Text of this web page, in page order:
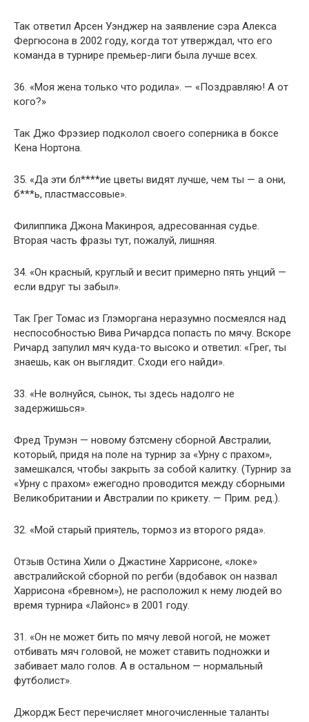
Так ответил Арсен Уэнджер на заявление сэра Алекса
Фергюсона в 2002 году, когда тот утверждал, что его
команда в турнире премьер-лиги была лучше всех.
36. «Моя жена только что родила». — «Поздравляю! А от
кого?»
Так Джо Фрэзиер подколол своего соперника в боксе
Кена Нортона.
35. «Да эти бл****ие цветы видят лучше, чем ты — а они,
б***ь, пластмассовые».
Филиппика Джона Макинроя, адресованная судье.
Вторая часть фразы тут, пожалуй, лишняя.
34. «Он красный, круглый и весит примерно пять унций —
если вдруг ты забыл».
Так Грег Томас из Глэморгана неразумно посмеялся над
неспособностью Вива Ричардса попасть по мячу. Вскоре
Ричард запулил мяч куда-то высоко и ответил: «Грег, ты
знаешь, как он выглядит. Сходи его найди».
33. «Не волнуйся, сынок, ты здесь надолго не
задержишься».
Фред Трумэн — новому бэтсмену сборной Австралии,
который, придя на поле на турнир за «Урну с прахом»,
замешкался, чтобы закрыть за собой калитку. (Турнир за
«Урну с прахом» ежегодно проводится между сборными
Великобритании и Австралии по крикету. — Прим. ред.).
32. «Мой старый приятель, тормоз из второго ряда».
Отзыв Остина Хили о Джастине Харрисоне, «локе»
австралийской сборной по регби (вдобавок он назвал
Харрисона «бревном»), не расположил к нему людей во
время турнира «Лайонс» в 2001 году.
31. «Он не может бить по мячу левой ногой, не может
отбивать мяч головой, не может ставить подножки и
забивает мало голов. А в остальном — нормальный
футболист».
Джордж Бест перечисляет многочисленные таланты